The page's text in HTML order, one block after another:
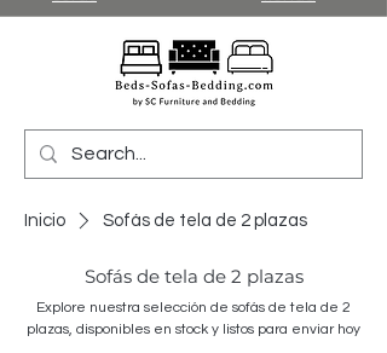
Inicio Sofás de tela de 2 plazas
Sofás de tela de 2 plazas
Explore nuestra selección de sofás de tela de 2
plazas, disponibles en stock y listos para enviar hoy